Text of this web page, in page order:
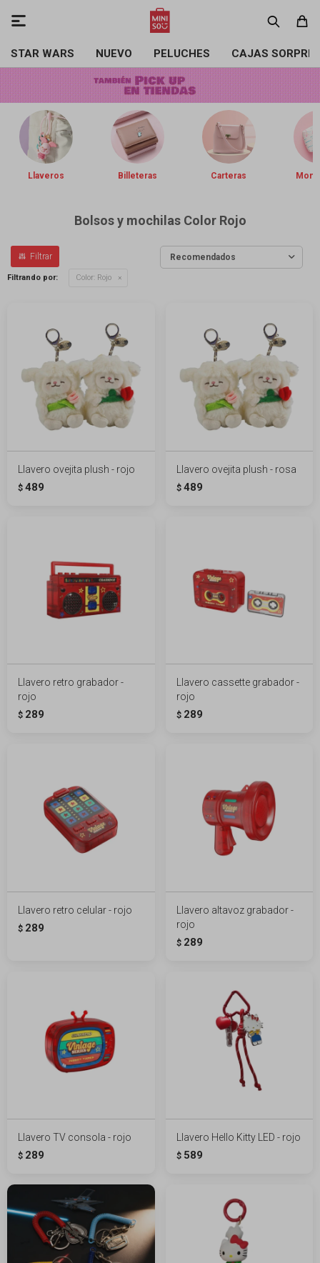
STAR WARS NUEVO PELUCHES CAJAS

Llaveros Billeteras Carteras
Bolsos y mochilas Color Rojo
Recomendados
Filtrando por: Color: Rojo
Llavero ovejita plush - rojo
$ 489
Llavero ovejita plush - rosa
$ 489
Llavero retro grabador -
rojo
$ 289
Llavero cassette grabador -
rojo
$ 289
Llavero retro celular - rojo
$ 289
Llavero altavoz grabador -
rojo
$ 289
Llavero TV consola - rojo
$ 289
Llavero Hello Kitty LED - rojo
$ 589